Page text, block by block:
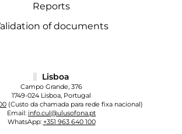
Reports
of documents
Lisboa
Campo Grande, 376
1749-024 Lisboa, Portugal
(Custo da chamada para rede fixa nacional)
Email: info.cul@ulusofona.pt
WhatsApp: +351 963 640 100